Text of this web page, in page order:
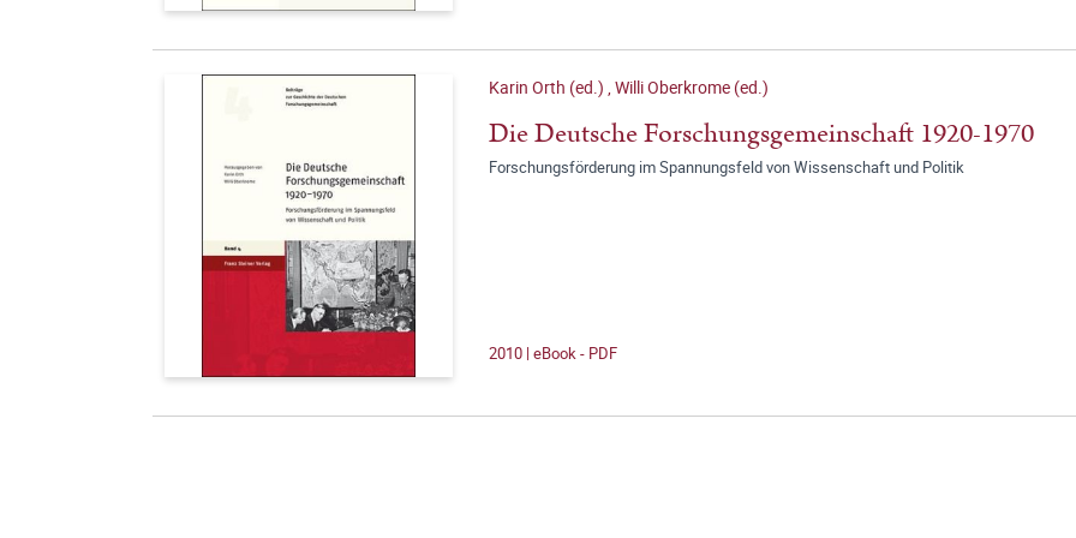
Karin Orth (ed.) ,Willi Oberkrome (ed.)
Die Deutsche Forschungsgemeinschaft 1920-1970
Forschungsförderung im Spannungsfeld von Wissenschaft und Politik
2010 | eBook - PDF